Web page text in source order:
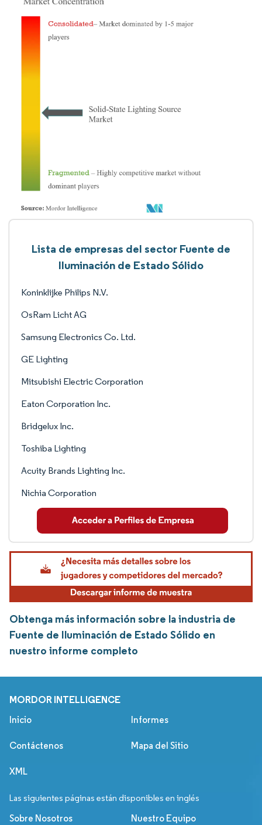
Lista de empresas del sector Fuente de
Iluminación de Estado Sólido
Koninklijke Philips N.V.
OsRam Licht AG
Samsung Electronics Co. Ltd.
GE Lighting
Mitsubishi Electric Corporation
Eaton Corporation Inc.
Bridgelux Inc.
Toshiba Lighting
Acuity Brands Lighting Inc.
Nichia Corporation
Obtenga más información sobre la industria de
Fuente de Iluminación de Estado Sólido en
nuestro informe completo
MORDOR INTELLIGENCE
Inicio Informes
Contáctenos Mapa del Sitio
XML
Las siguientes páginas están disponibles en inglés
Sobre Nosotros Nuestro Equipo